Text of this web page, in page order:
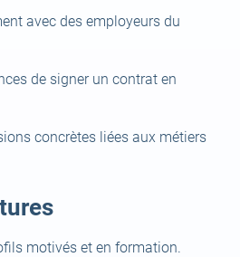
avec des employeurs du
de signer un contrat en
concrètes liées aux métiers
motivés et en formation.